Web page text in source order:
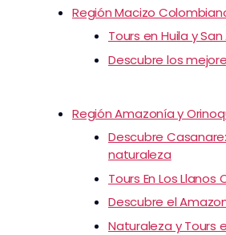
Región Macizo
Tours en Huila y
Descubre los
Región Amazonía y
Descubre
naturaleza
Tours En Los Llanos
Descubre el
Naturaleza y Tours